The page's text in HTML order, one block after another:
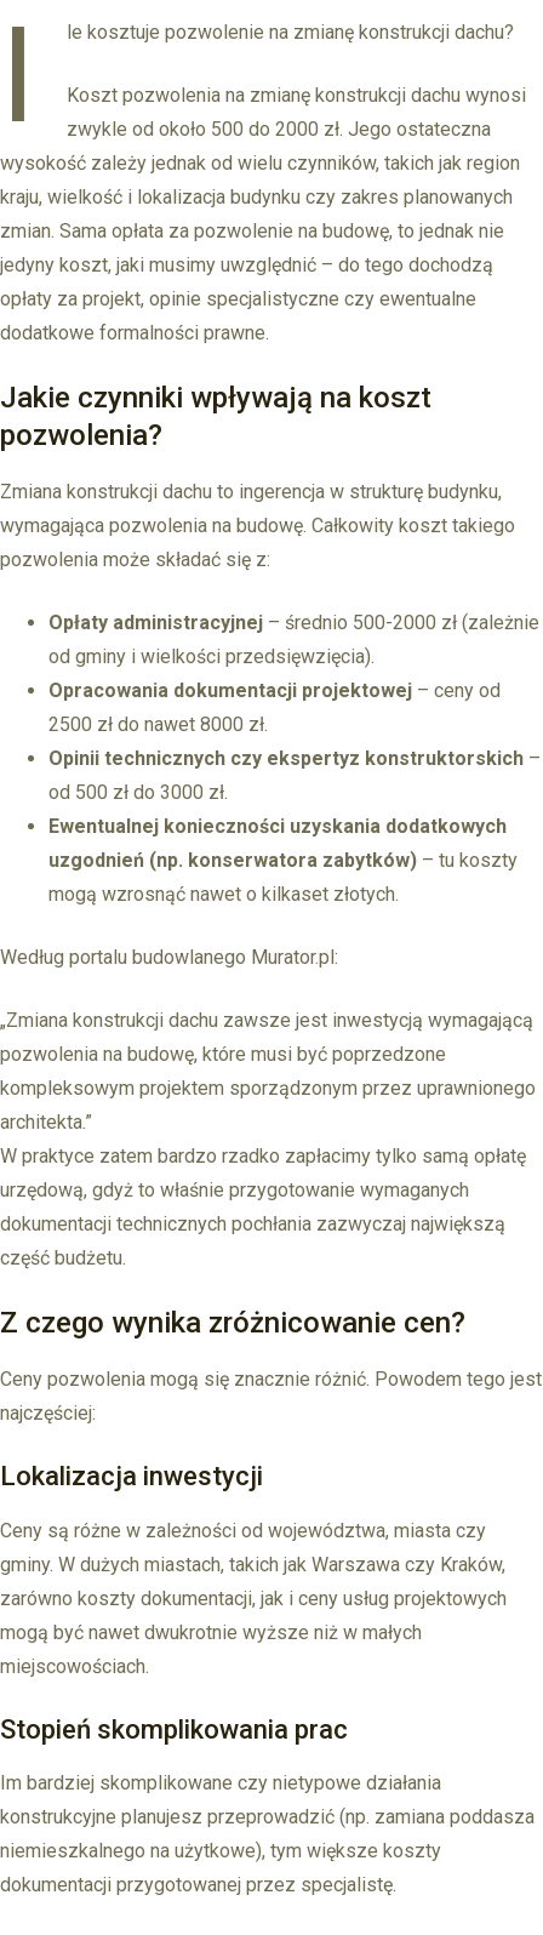
I le kosztuje pozwolenie na zmianę konstrukcji dachu?
Koszt pozwolenia na zmianę konstrukcji dachu wynosi
zwykle od około 500 do 2000 zł. Jego ostateczna
wysokość zależy jednak od wielu czynników, takich jak region
kraju, wielkość i lokalizacja budynku czy zakres planowanych
zmian. Sama opłata za pozwolenie na budowę, to jednak nie
jedyny koszt, jaki musimy uwzględnić – do tego dochodzą
opłaty za projekt, opinie specjalistyczne czy ewentualne
dodatkowe formalności prawne.
Jakie czynniki wpływają na koszt
pozwolenia?
Zmiana konstrukcji dachu to ingerencja w strukturę budynku,
wymagająca pozwolenia na budowę. Całkowity koszt takiego
pozwolenia może składać się z:
Opłaty administracyjnej – średnio 500-2000 zł (zależnie
od gminy i wielkości przedsięwzięcia).
Opracowania dokumentacji projektowej – ceny od
2500 zł do nawet 8000 zł.
Opinii technicznych czy ekspertyz konstruktorskich –
od 500 zł do 3000 zł.
Ewentualnej konieczności uzyskania dodatkowych
uzgodnień (np. konserwatora zabytków) – tu koszty
mogą wzrosnąć nawet o kilkaset złotych.
Według portalu budowlanego Murator.pl:
„Zmiana konstrukcji dachu zawsze jest inwestycją wymagającą
pozwolenia na budowę, które musi być poprzedzone
kompleksowym projektem sporządzonym przez uprawnionego
architekta.”
W praktyce zatem bardzo rzadko zapłacimy tylko samą opłatę
urzędową, gdyż to właśnie przygotowanie wymaganych
dokumentacji technicznych pochłania zazwyczaj największą
część budżetu.
Z czego wynika zróżnicowanie cen?
Ceny pozwolenia mogą się znacznie różnić. Powodem tego jest
najczęściej:
Lokalizacja inwestycji
Ceny są różne w zależności od województwa, miasta czy
gminy. W dużych miastach, takich jak Warszawa czy Kraków,
zarówno koszty dokumentacji, jak i ceny usług projektowych
mogą być nawet dwukrotnie wyższe niż w małych
miejscowościach.
Stopień skomplikowania prac
Im bardziej skomplikowane czy nietypowe działania
konstrukcyjne planujesz przeprowadzić (np. zamiana poddasza
niemieszkalnego na użytkowe), tym większe koszty
dokumentacji przygotowanej przez specjalistę.